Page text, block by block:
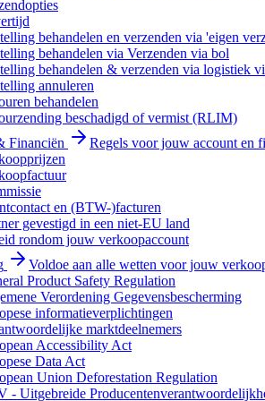
behandelen en verzenden via 'eigen
behandelen via Verzenden via bol
behandelen & verzenden via logistiek
annuleren
behandelen
beschadigd of vermist (RLIM)
Financiën
Regels voor jouw account en
en (BTW-)facturen
gevestigd in een niet-EU land
rondom jouw verkoopaccount
Voldoe aan alle wetten voor jouw
Product Safety Regulation
Verordening Gegevensbescherming
informatieverplichtingen
marktdeelnemers
Accessibility Act
Data Act
Union Deforestation Regulation
- Uitgebreide